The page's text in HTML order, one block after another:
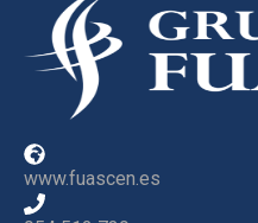
www.fuascen.es